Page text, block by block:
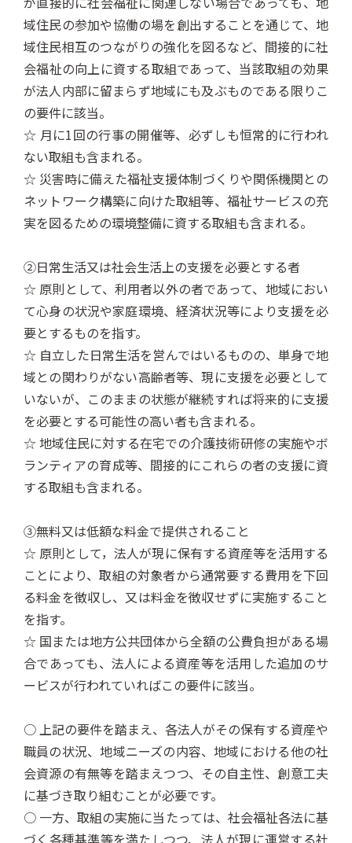
域住民の参加や協働の場を創出することを通じて、地
域住民相互のつながりの強化を図るなど、間接的に社
会福祉の向上に資する取組であって、当該取組の効果
が法人内部に留まらず地域にも及ぶものである限りこ
の要件に該当。
☆ 月に1回の行事の開催等、必ずしも恒常的に行われ
ない取組も含まれる。
☆ 災害時に備えた福祉支援体制づくりや関係機関との
ネットワーク構築に向けた取組等、福祉サービスの充
実を図るための環境整備に資する取組も含まれる。
②日常生活又は社会生活上の支援を必要とする者
☆ 原則として、利用者以外の者であって、地域におい
て心身の状況や家庭環境、経済状況等により支援を必
要とするものを指す。
☆ 自立した日常生活を営んではいるものの、単身で地
域との関わりがない高齢者等、現に支援を必要として
いないが、このままの状態が継続すれば将来的に支援
を必要とする可能性の高い者も含まれる。
☆ 地域住民に対する在宅での介護技術研修の実施やボ
ランティアの育成等、間接的にこれらの者の支援に資
する取組も含まれる。
③無料又は低額な料金で提供されること
☆ 原則として，法人が現に保有する資産等を活用する
ことにより、取組の対象者から通常要する費用を下回
る料金を徴収し、又は料金を徴収せずに実施すること
を指す。
☆ 国または地方公共団体から全額の公費負担がある場
合であっても、法人による資産等を活用した追加のサ
ービスが行われていればこの要件に該当。
○ 上記の要件を踏まえ、各法人がその保有する資産や
職員の状況、地域ニーズの内容、地域における他の社
会資源の有無等を踏まえつつ、その自主性、創意工夫
に基づき取り組むことが必要です。
○ 一方、取組の実施に当たっては、社会福祉各法に基
づく各種基準等を満たしつつ、法人が現に運営する社